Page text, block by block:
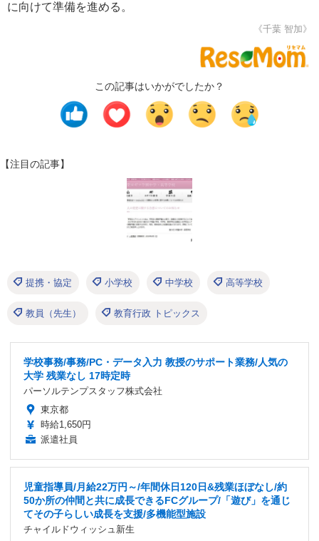
に向けて準備を進める。
《千葉 智加》
この記事はいかがでしたか？
【注目の記事】
提携・協定 小学校 中学校 高等学校
教員（先生） 教育行政 トピックス
学校事務/事務/PC・データ入力 教授のサポート業務/人気の
大学 残業なし 17時定時
パーソルテンプスタッフ株式会社
東京都
時給1,650円
派遣社員
児童指導員/月給22万円～/年間休日120日&残業ほぼなし/約
50か所の仲間と共に成長できるFCグループ/「遊び」を通じ
てその子らしい成長を支援/多機能型施設
チャイルドウィッシュ新生